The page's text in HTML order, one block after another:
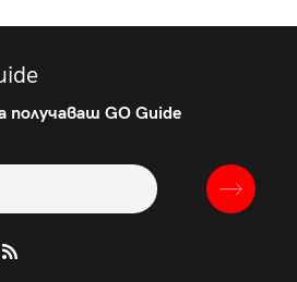
получаваш GO Guide